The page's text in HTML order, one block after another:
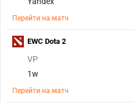
Перейти на матч
VP
1w
Перейти на матч
EWC Dota 2